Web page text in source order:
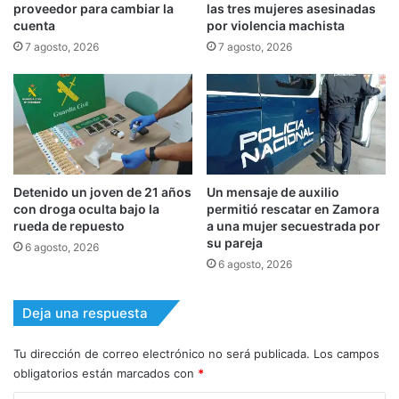
proveedor para cambiar la
cuenta
7 agosto, 2026
las tres mujeres asesinadas
por violencia machista
7 agosto, 2026
Detenido un joven de 21 años
con droga oculta bajo la
rueda de repuesto
6 agosto, 2026
Un mensaje de auxilio
permitió rescatar en Zamora
a una mujer secuestrada por
su pareja
6 agosto, 2026
Deja una respuesta
Tu dirección de correo electrónico no será publicada. Los campos
obligatorios están marcados con *